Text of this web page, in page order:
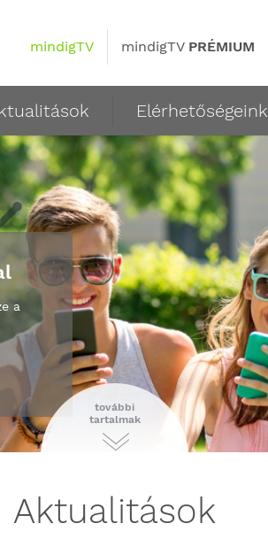
mindigTV mindigTV PRÉMIUM
Elérhetőségeink
a
további
tartalmak
Aktualitások